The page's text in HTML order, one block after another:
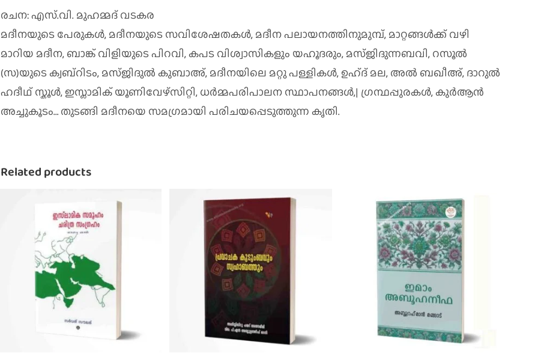
രചന: എസ്.വി. മുഹമ്മദ് വടകര
മദീനയുടെ പേരുകൾ, മദീനയുടെ സവിശേഷതകൾ, മദീന പലായനത്തിനുമുമ്പ്, മാറ്റങ്ങൾക്ക് വഴി
മാറിയ മദീന, ബാങ്ക് വിളിയുടെ പിറവി, കപട വിശ്വാസികളും യഹൂദരും, മസ്ജിദുന്നബവി, റസൂൽ
(സ)യുടെ ക്വബ്റിടം, മസ്ജിദുൽ കുബാഅ്, മദീനയിലെ മറ്റു പള്ളികൾ, ഉഹ്ദ് മല, അൽ ബഖീഅ്, ദാറുൽ
ഹദീഥ് സ്കൂൾ, ഇസ്ലാമിക് യൂണിവേഴ്സിറ്റി, ധർമ്മപരിപാലന സ്ഥാപനങ്ങൾ,| ഗ്രന്ഥപ്പുരകൾ, കുർആൻ
അച്ചുകൂടം… തുടങ്ങി മദീനയെ സമഗ്രമായി പരിചയപ്പെടുത്തുന്ന കൃതി.
Related products